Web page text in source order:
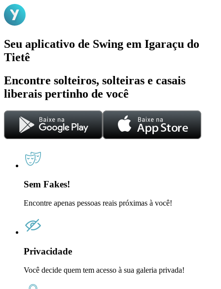
Seu aplicativo de Swing em Igaraçu do
Tietê
Encontre solteiros, solteiras e casais
liberais pertinho de você
Sem Fakes!
Encontre apenas pessoas reais próximas à você!
Privacidade
Você decide quem tem acesso à sua galeria privada!